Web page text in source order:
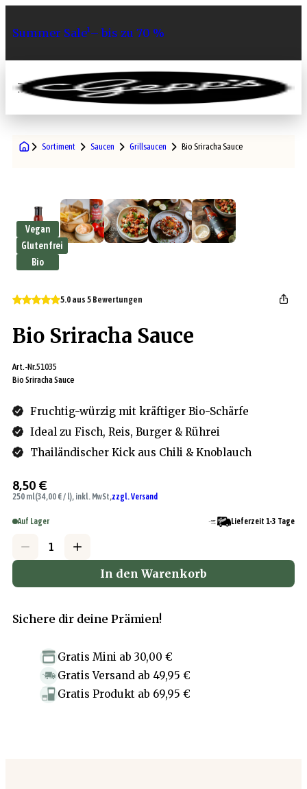
Summer Sale¹– bis zu 70 %
0
Sortiment Saucen Grillsaucen Bio Sriracha Sauce
Vegan
Glutenfrei
Bio
5.0 aus 5 Bewertungen
Bio Sriracha Sauce
Art.-Nr.51035
Bio Sriracha Sauce
Fruchtig-würzig mit kräftiger Bio-Schärfe
Ideal zu Fisch, Reis, Burger & Rührei
Thailändischer Kick aus Chili & Knoblauch
8,50 €
250 ml(34,00 € / l), inkl. MwSt,zzgl. Versand
Auf Lager Lieferzeit 1-3 Tage
In den Warenkorb
Sichere dir deine Prämien!
Gratis Mini ab 30,00 €
Gratis Versand ab 49,95 €
Gratis Produkt ab 69,95 €